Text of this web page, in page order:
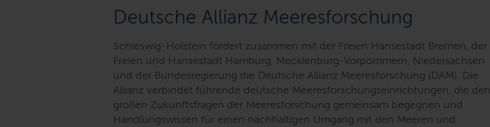
Deutsche Allianz Meeresforschung
Schleswig-Holstein fördert zusammen mit der Freien Hansestadt Bremen, der
Freien und Hansestadt Hamburg, Mecklenburg-Vorpommern, Niedersachsen
und der Bundesregierung die Deutsche Allianz Meeresforschung (DAM). Die
Allianz verbindet führende deutsche Meeresforschungseinrichtungen, die den
großen Zukunftsfragen der Meeresforschung gemeinsam begegnen und
Handlungswissen für einen nachhaltigen Umgang mit den Meeren und